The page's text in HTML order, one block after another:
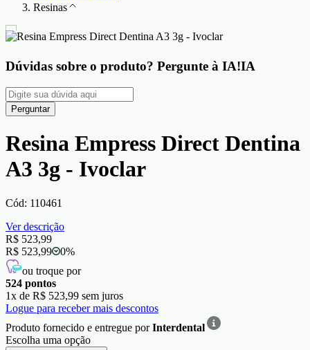
Resinas
Dúvidas sobre o produto? Pergunte à IA!IA
Perguntar
Resina Empress Direct Dentina
A3 3g - Ivoclar
Cód: 110461
Ver descrição
R$ 523,99
R$ 523,99
0%
ou troque por
524 pontos
1x de R$ 523,99 sem juros
Logue para receber mais descontos
Produto fornecido e entregue porInterdental
Escolha uma opção